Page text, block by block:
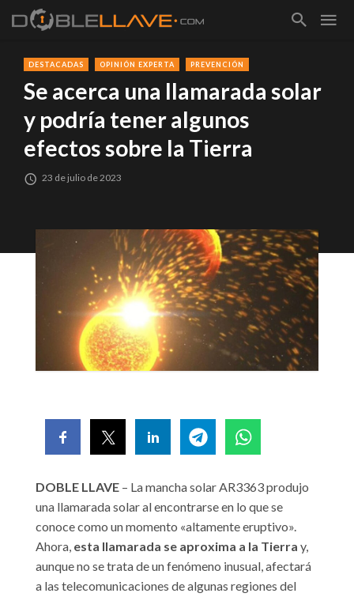
DESTACADAS OPINIÓN EXPERTA PREVENCIÓN
Se acerca una llamarada solar
y podría tener algunos
efectos sobre la Tierra
23 de julio de 2023
DOBLE LLAVE – La mancha solar AR3363 produjo
una llamarada solar al encontrarse en lo que se
conoce como un momento «altamente eruptivo».
Ahora, esta llamarada se aproxima a la Tierra y,
aunque no se trata de un fenómeno inusual, afectará
a las telecomunicaciones de algunas regiones del